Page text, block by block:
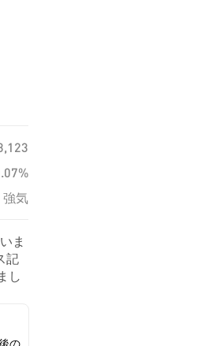
強気
ま
記
し
の